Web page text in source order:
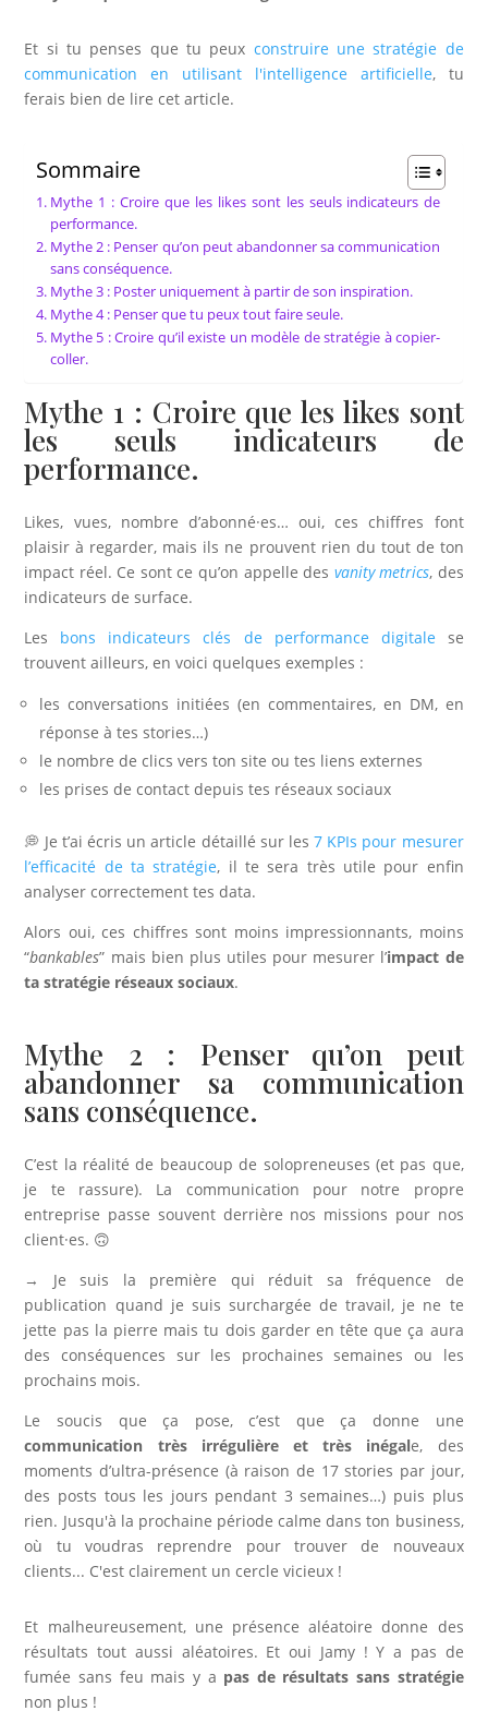
Et si tu penses que tu peux construire une stratégie de
communication en utilisant l'intelligence artificielle, tu
ferais bien de lire cet article.
Sommaire
Mythe 1 : Croire que les likes sont les seuls indicateurs de
performance.
Mythe 2 : Penser qu’on peut abandonner sa communication
sans conséquence.
Mythe 3 : Poster uniquement à partir de son inspiration.
Mythe 4 : Penser que tu peux tout faire seule.
Mythe 5 : Croire qu’il existe un modèle de stratégie à copier-
coller.
Mythe 1 : Croire que les likes sont
les seuls indicateurs de
performance.
Likes, vues, nombre d’abonné·es… oui, ces chiffres font
plaisir à regarder, mais ils ne prouvent rien du tout de ton
impact réel. Ce sont ce qu’on appelle des vanity metrics, des
indicateurs de surface.
Les bons indicateurs clés de performance digitale se
trouvent ailleurs, en voici quelques exemples :
les conversations initiées (en commentaires, en DM, en
réponse à tes stories…)
le nombre de clics vers ton site ou tes liens externes
les prises de contact depuis tes réseaux sociaux
💭 Je t’ai écris un article détaillé sur les7 KPIs pour mesurer
l’efficacité de ta stratégie, il te sera très utile pour enfin
analyser correctement tes data.
Alors oui, ces chiffres sont moins impressionnants, moins
“bankables” mais bien plus utiles pour mesurer l’impact de
ta stratégie réseaux sociaux.
Mythe 2 : Penser qu’on peut
abandonner sa communication
sans conséquence.
C’est la réalité de beaucoup de solopreneuses (et pas que,
je te rassure). La communication pour notre propre
entreprise passe souvent derrière nos missions pour nos
client·es. 🙃
→ Je suis la première qui réduit sa fréquence de
publication quand je suis surchargée de travail, je ne te
jette pas la pierre mais tu dois garder en tête que ça aura
des conséquences sur les prochaines semaines ou les
prochains mois.
Le soucis que ça pose, c’est que ça donne une
communication très irrégulière et très inégale, des
moments d’ultra-présence (à raison de 17 stories par jour,
des posts tous les jours pendant 3 semaines…) puis plus
rien. Jusqu'à la prochaine période calme dans ton business,
où tu voudras reprendre pour trouver de nouveaux
clients... C'est clairement un cercle vicieux !
Et malheureusement, une présence aléatoire donne des
résultats tout aussi aléatoires. Et oui Jamy ! Y a pas de
fumée sans feu mais y a pas de résultats sans stratégie
non plus !